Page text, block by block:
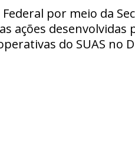
por meio da
ações
do SUAS no